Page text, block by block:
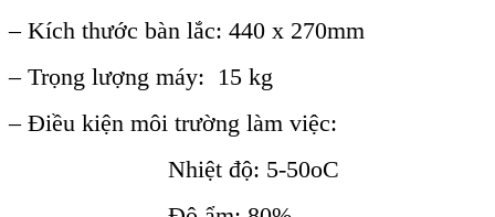
– Kích thước bàn lắc: 440 x 270mm
– Trọng lượng máy: 15 kg
– Điều kiện môi trường làm việc:
Nhiệt độ: 5-50oC